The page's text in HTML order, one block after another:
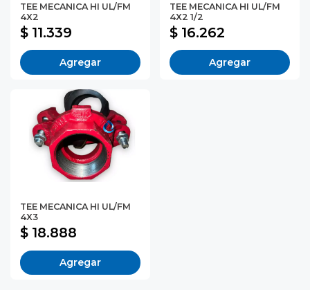
TEE MECANICA HI UL/FM
4X2
$ 11.339
Agregar
TEE MECANICA HI UL/FM
4X2 1/2
$ 16.262
Agregar
TEE MECANICA HI UL/FM
4X3
$ 18.888
Agregar